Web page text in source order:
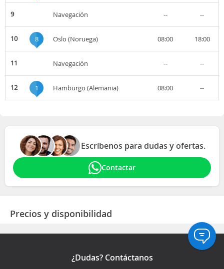
9 Navegación -- --
10 8 Oslo (Noruega) 08:00 18:00
11 Navegación -- --
12 1 Hamburgo (Alemania) 08:00 --
Escríbenos para dudas y ofertas.
Contactar
Precios y disponibilidad
¿Dudas? Contáctanos